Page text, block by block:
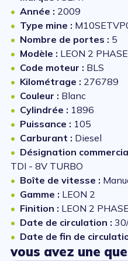
Année : 2009
Type mine :
Nombre de portes : 5
Modèle : LEON 2
Code moteur : BLS
Kilométrage : 276789
Couleur : Blanc
Cylindrée : 1896
Puissance : 105
Carburant : Diesel
Désignation
TDI - 8V TURBO
Boîte de vitesse :
Gamme : LEON 2
Finition : LEON 2
Date de circulation :
Date de fin de
vous avez une